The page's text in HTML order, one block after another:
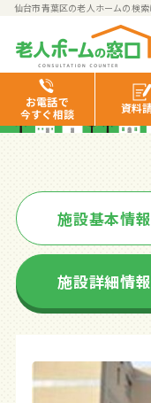
仙台市青葉区の老人ホームの検
お電話で
今すぐ相談
資料
カー
施設基本情報
施設詳細情報